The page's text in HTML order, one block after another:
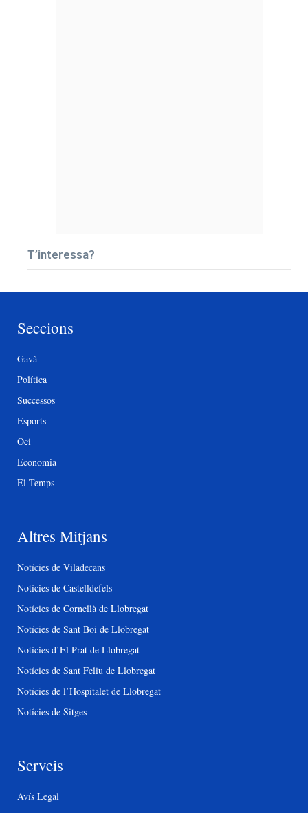
T’interessa?
Seccions
Gavà
Política
Successos
Esports
Oci
Economia
El Temps
Altres Mitjans
Notícies de Viladecans
Notícies de Castelldefels
Notícies de Cornellà de Llobregat
Notícies de Sant Boi de Llobregat
Notícies d’El Prat de Llobregat
Notícies de Sant Feliu de Llobregat
Notícies de l’Hospitalet de Llobregat
Notícies de Sitges
Serveis
Avís Legal